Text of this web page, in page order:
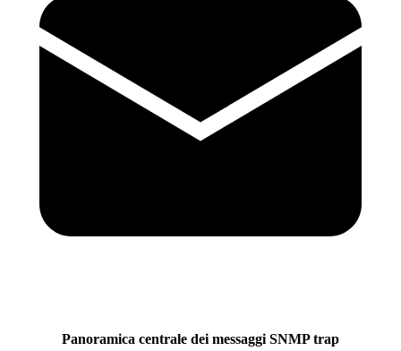
Panoramica centrale dei messaggi SNMP trap